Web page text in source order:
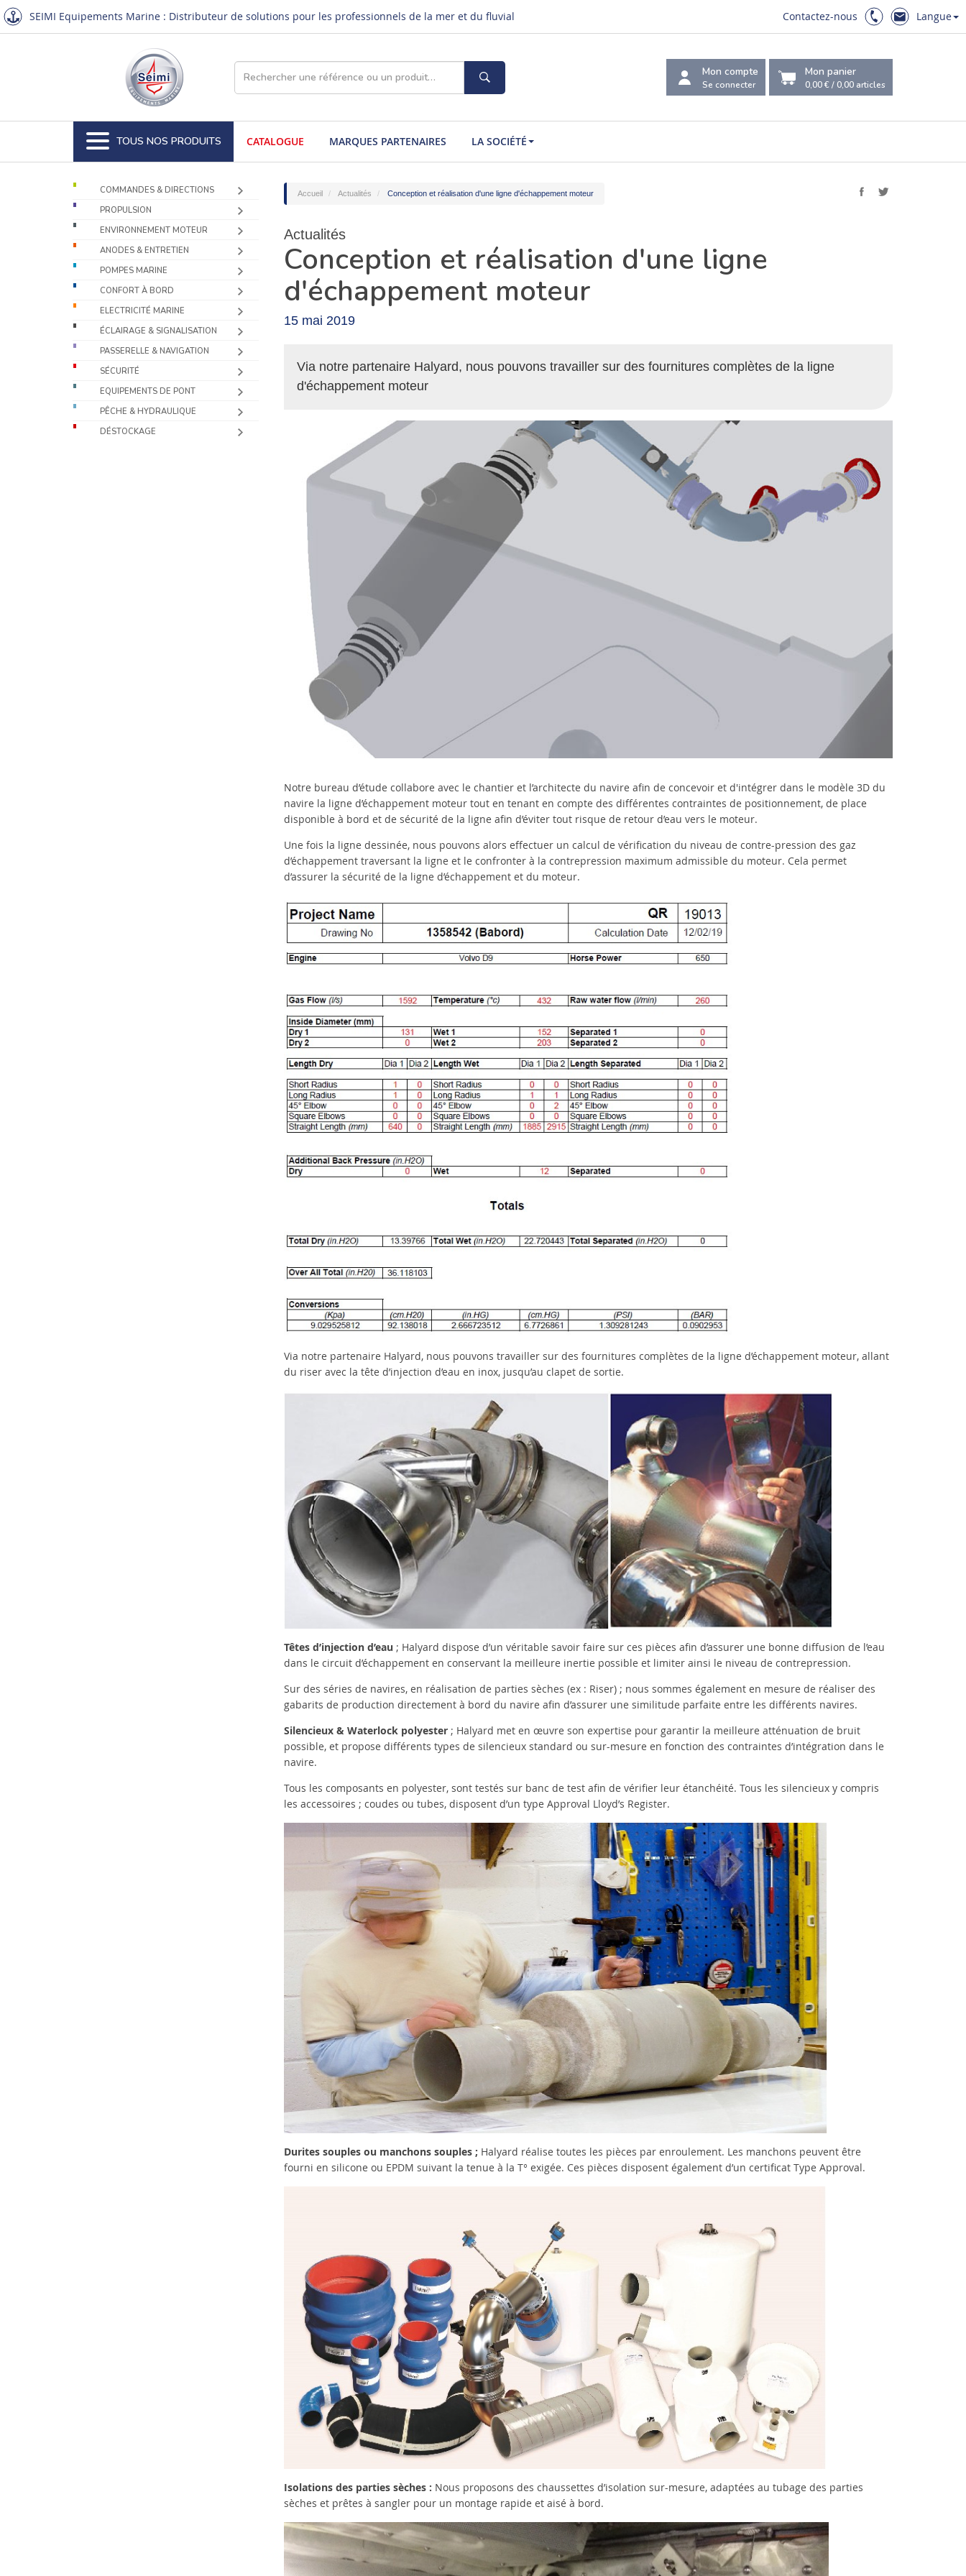
SEIMI Equipements Marine : Distributeur de solutions pour les professionnels de la mer et du fluvial Contactez-nous Langue
Mon compte
Se connecter
Mon panier
0,00 €/0,00 articles
TOUS NOS PRODUITS CATALOGUE MARQUES PARTENAIRES LA SOCIÉTÉ
COMMANDES & DIRECTIONS
PROPULSION
ENVIRONNEMENT MOTEUR
ANODES & ENTRETIEN
POMPES MARINE
CONFORT À BORD
ELECTRICITÉ MARINE
ÉCLAIRAGE & SIGNALISATION
PASSERELLE & NAVIGATION
SÉCURITÉ
EQUIPEMENTS DE PONT
PÊCHE & HYDRAULIQUE
DÉSTOCKAGE
Accueil Actualités Conception et réalisation d'une ligne d'échappement moteur
Actualités
Conception et réalisation d'une ligne
d'échappement moteur
15 mai 2019
Via notre partenaire Halyard, nous pouvons travailler sur des fournitures complètes de la ligne
d'échappement moteur
Notre bureau d’étude collabore avec le chantier et l’architecte du navire afin de concevoir et d'intégrer dans le modèle 3D du
navire la ligne d’échappement moteur tout en tenant en compte des différentes contraintes de positionnement, de place
disponible à bord et de sécurité de la ligne afin d’éviter tout risque de retour d’eau vers le moteur.
Une fois la ligne dessinée, nous pouvons alors effectuer un calcul de vérification du niveau de contre-pression des gaz
d’échappement traversant la ligne et le confronter à la contrepression maximum admissible du moteur. Cela permet
d’assurer la sécurité de la ligne d’échappement et du moteur.
Via notre partenaire Halyard, nous pouvons travailler sur des fournitures complètes de la ligne d’échappement moteur, allant
du riser avec la tête d’injection d’eau en inox, jusqu’au clapet de sortie.
Têtes d’injection d’eau ; Halyard dispose d’un véritable savoir faire sur ces pièces afin d’assurer une bonne diffusion de l’eau
dans le circuit d’échappement en conservant la meilleure inertie possible et limiter ainsi le niveau de contrepression.
Sur des séries de navires, en réalisation de parties sèches (ex : Riser) ; nous sommes également en mesure de réaliser des
gabarits de production directement à bord du navire afin d’assurer une similitude parfaite entre les différents navires.
Silencieux & Waterlock polyester; Halyard met en œuvre son expertise pour garantir la meilleure atténuation de bruit
possible, et propose différents types de silencieux standard ou sur-mesure en fonction des contraintes d’intégration dans le
navire.
Tous les composants en polyester, sont testés sur banc de test afin de vérifier leur étanchéité. Tous les silencieux y compris
les accessoires ; coudes ou tubes, disposent d’un type Approval Lloyd’s Register.
Durites souples ou manchons souples ; Halyard réalise toutes les pièces par enroulement. Les manchons peuvent être
fourni en silicone ou EPDM suivant la tenue à la T° exigée. Ces pièces disposent également d’un certificat Type Approval.
Isolations des parties sèches : Nous proposons des chaussettes d’isolation sur-mesure, adaptées au tubage des parties
sèches et prêtes à sangler pour un montage rapide et aisé à bord.